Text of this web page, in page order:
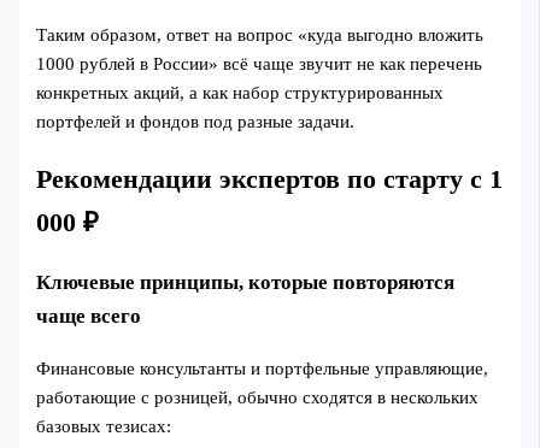
Таким образом, ответ на вопрос «куда выгодно вложить
1000 рублей в России» всё чаще звучит не как перечень
конкретных акций, а как набор структурированных
портфелей и фондов под разные задачи.
Рекомендации экспертов по старту с 1
000 ₽
Ключевые принципы, которые повторяются
чаще всего
Финансовые консультанты и портфельные управляющие,
работающие с розницей, обычно сходятся в нескольких
базовых тезисах: